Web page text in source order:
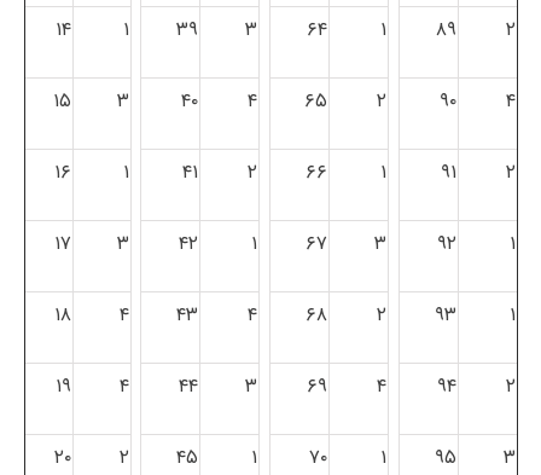
۲ ۸۹ ۱ ۶۴ ۳ ۳۹ ۱ ۱۴
۴ ۹۰ ۲ ۶۵ ۴ ۴۰ ۳ ۱۵
۲ ۹۱ ۱ ۶۶ ۲ ۴۱ ۱ ۱۶
۱ ۹۲ ۳ ۶۷ ۱ ۴۲ ۳ ۱۷
۱ ۹۳ ۲ ۶۸ ۴ ۴۳ ۴ ۱۸
۲ ۹۴ ۴ ۶۹ ۳ ۴۴ ۴ ۱۹
۳ ۹۵ ۱ ۷۰ ۱ ۴۵ ۲ ۲۰